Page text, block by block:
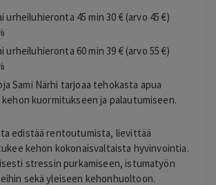
urheiluhieronta 45 min 30 € (arvo 45 €)
urheiluhieronta 60 min 39 € (arvo 55 €)
Sami Närhi tarjoaa tehokasta apua
kuormitukseen ja palautumiseen.
edistää rentoutumista, lievittää
kehon kokonaisvaltaista hyvinvointia.
stressin purkamiseen, istumatyön
sekä yleiseen kehonhuoltoon.